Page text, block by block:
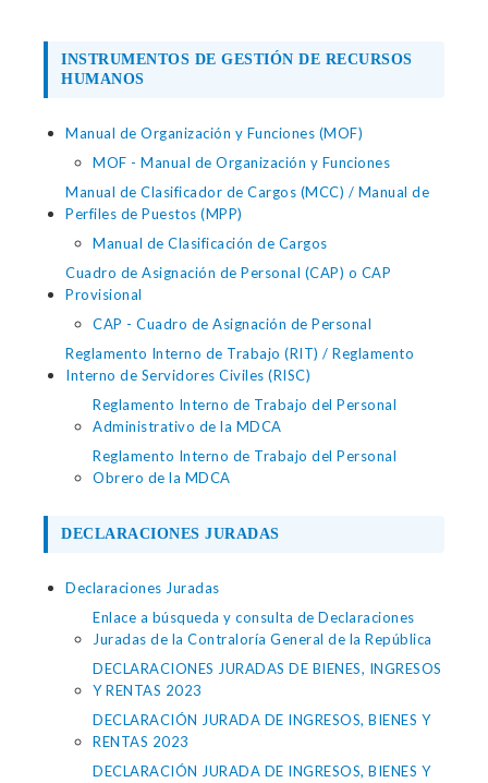
INSTRUMENTOS DE GESTIÓN DE RECURSOS
HUMANOS
Manual de Organización y Funciones (MOF)
MOF - Manual de Organización y Funciones
Manual de Clasificador de Cargos (MCC) / Manual de
Perfiles de Puestos (MPP)
Manual de Clasificación de Cargos
Cuadro de Asignación de Personal (CAP) o CAP
Provisional
CAP - Cuadro de Asignación de Personal
Reglamento Interno de Trabajo (RIT) / Reglamento
Interno de Servidores Civiles (RISC)
Reglamento Interno de Trabajo del Personal
Administrativo de la MDCA
Reglamento Interno de Trabajo del Personal
Obrero de la MDCA
DECLARACIONES JURADAS
Declaraciones Juradas
Enlace a búsqueda y consulta de Declaraciones
Juradas de la Contraloría General de la República
DECLARACIONES JURADAS DE BIENES, INGRESOS
Y RENTAS 2023
DECLARACIÓN JURADA DE INGRESOS, BIENES Y
RENTAS 2023
DECLARACIÓN JURADA DE INGRESOS, BIENES Y